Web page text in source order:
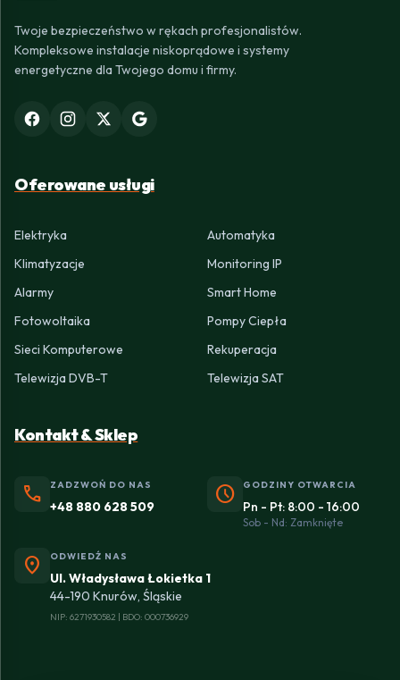
Twoje bezpieczeństwo w rękach profesjonalistów.
Kompleksowe instalacje niskoprądowe i systemy
energetyczne dla Twojego domu i firmy.
Oferowane usługi
Elektryka
Automatyka
Klimatyzacje
Monitoring IP
Alarmy
Smart Home
Fotowoltaika
Pompy Ciepła
Sieci Komputerowe
Rekuperacja
Telewizja DVB-T
Telewizja SAT
Kontakt & Sklep
phone ZADZWOŃ DO NAS
+48 880 628 509 schedule GODZINY OTWARCIA
Pn - Pt: 8:00 - 16:00
Sob - Nd: Zamknięte
location_on ODWIEDŹ NAS
Ul. Władysława Łokietka 1
44-190 Knurów, Śląskie
NIP: 6271930582 | BDO: 000736929